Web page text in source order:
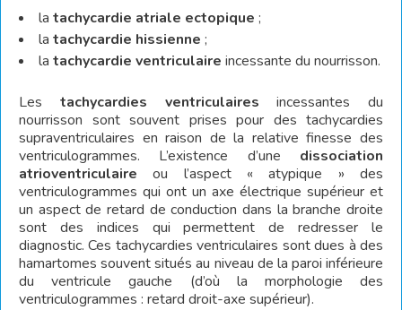
la tachycardie atriale ectopique ;
la tachycardie hissienne ;
la tachycardie ventriculaire incessante du nourrisson.
Les tachycardies ventriculaires incessantes du
nourrisson sont souvent prises pour des tachycardies
supraventriculaires en raison de la relative finesse des
ventriculogrammes. L’existence d’une dissociation
atrioventriculaire ou l’aspect « atypique » des
ventriculogrammes qui ont un axe électrique supérieur et
un aspect de retard de conduction dans la branche droite
sont des indices qui permettent de redresser le
diagnostic. Ces tachycardies ventriculaires sont dues à des
hamartomes souvent situés au niveau de la paroi inférieure
du ventricule gauche (d’où la morphologie des
ventriculogrammes : retard droit-axe supérieur).